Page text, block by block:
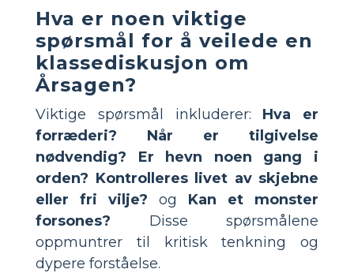
Hva er noen viktige
spørsmål for å veilede en
klassediskusjon om
Årsagen?
Viktige spørsmål inkluderer: Hva er
forræderi?
Når er tilgivelse
nødvendig?
Er hevn noen gang i
orden? Kontrolleres livet av skjebne
eller fri vilje? og Kan et monster
forsones? Disse spørsmålene
oppmuntrer til kritisk tenkning og
dypere forståelse.